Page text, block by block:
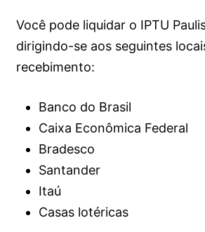
Você pode liquidar o IPTU
dirigindo-se aos seguintes
recebimento:
Banco do Brasil
Caixa Econômica Federal
Bradesco
Santander
Itaú
Casas lotéricas